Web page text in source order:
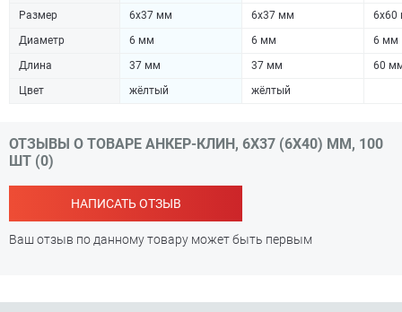
Размер 6х37 мм 6х37 мм
6х60
Диаметр
6 мм 6 мм
6 мм
Длина
37 мм 37 мм
60
Цвет
жёлтый жёлтый
ОТЗЫВЫ О ТОВАРЕ АНКЕР-КЛИН, 6Х37 (6Х40) ММ, 100
ШТ (0)
НАПИСАТЬ ОТЗЫВ
Ваш отзыв по данному товару может быть первым